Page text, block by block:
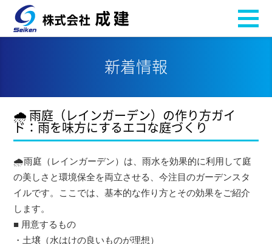
新着情報
🌧 雨庭（レインガーデン）の作り方ガイ
ド：雨を味方にするエコな庭づくり
🌧雨庭（レインガーデン）は、雨水を効果的に利用して庭
の美しさと環境保全を両立させる、今注目のガーデンスタ
イルです。ここでは、基本的な作り方とその効果をご紹介
します。
■ 用意するもの
・土壌（水はけの良いものが理想）